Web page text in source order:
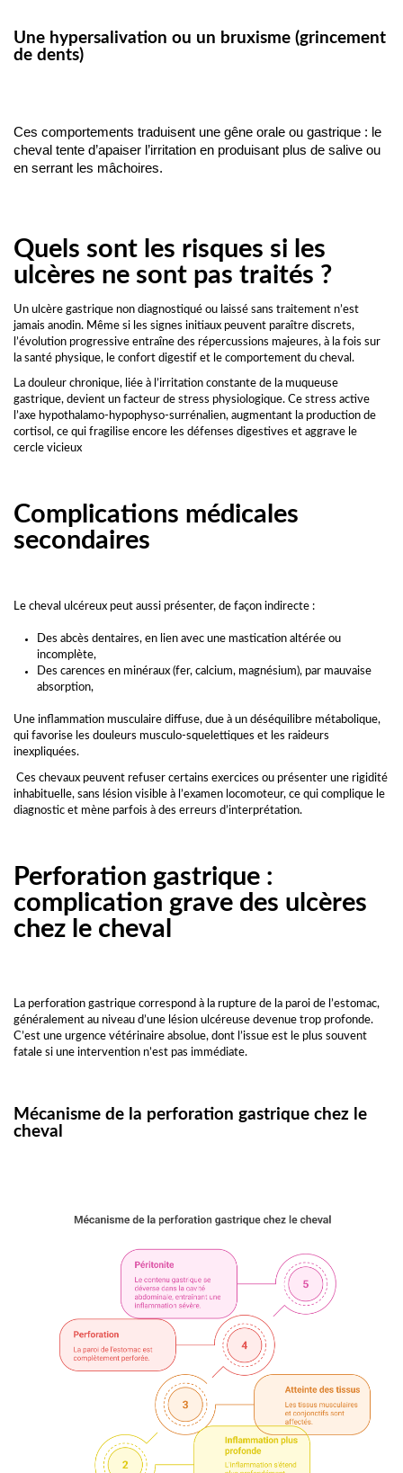
Une hypersalivation ou un bruxisme (grincement
de dents)
Ces comportements traduisent une gêne orale ou gastrique : le
cheval tente d’apaiser l’irritation en produisant plus de salive ou
en serrant les mâchoires.
Quels sont les risques si les
ulcères ne sont pas traités ?
Un ulcère gastrique non diagnostiqué ou laissé sans traitement n’est
jamais anodin. Même si les signes initiaux peuvent paraître discrets,
l’évolution progressive entraîne des répercussions majeures, à la fois sur
la santé physique, le confort digestif et le comportement du cheval.
La douleur chronique, liée à l’irritation constante de la muqueuse
gastrique, devient un facteur de stress physiologique. Ce stress active
l’axe hypothalamo-hypophyso-surrénalien, augmentant la production de
cortisol, ce qui fragilise encore les défenses digestives et aggrave le
cercle vicieux
Complications médicales
secondaires
Le cheval ulcéreux peut aussi présenter, de façon indirecte :
Des abcès dentaires, en lien avec une mastication altérée ou
incomplète,
Des carences en minéraux (fer, calcium, magnésium), par mauvaise
absorption,
Une inflammation musculaire diffuse, due à un déséquilibre métabolique,
qui favorise les douleurs musculo-squelettiques et les raideurs
inexpliquées.
Ces chevaux peuvent refuser certains exercices ou présenter une rigidité
inhabituelle, sans lésion visible à l’examen locomoteur, ce qui complique le
diagnostic et mène parfois à des erreurs d’interprétation.
Perforation gastrique :
complication grave des ulcères
chez le cheval
La perforation gastrique correspond à la rupture de la paroi de l’estomac,
généralement au niveau d’une lésion ulcéreuse devenue trop profonde.
C’est une urgence vétérinaire absolue, dont l’issue est le plus souvent
fatale si une intervention n’est pas immédiate.
Mécanisme de la perforation gastrique chez le
cheval